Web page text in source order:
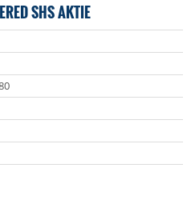
SHS AKTIE